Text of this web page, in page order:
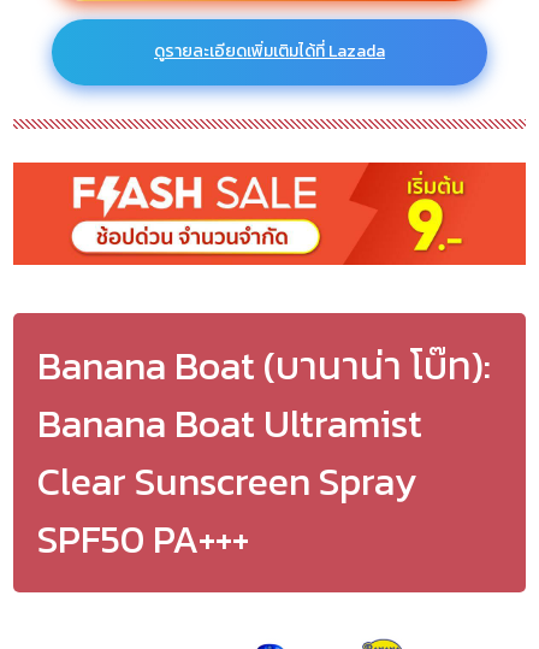
ดูรายละเอียดเพิ่มเติมได้ที่ Lazada
Banana Boat (บานาน่า โบ๊ท):
Banana Boat Ultramist
Clear Sunscreen Spray
SPF50 PA+++